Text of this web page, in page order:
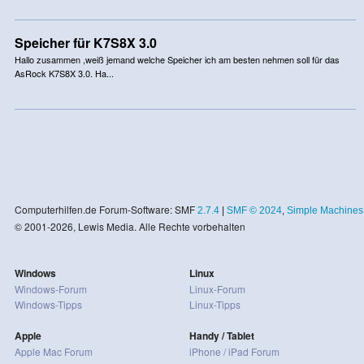
Speicher für K7S8X 3.0
Hallo zusammen ,weiß jemand welche Speicher ich am besten nehmen soll für das
AsRock K7S8X 3.0. Ha...
Computerhilfen.de Forum-Software: SMF 2.7.4| SMF © 2024, Simple Machines
© 2001-2026, Lewis Media. Alle Rechte vorbehalten
Windows
Windows-Forum
Windows-Tipps
Apple
Apple Mac Forum
Linux
Linux-Forum
Linux-Tipps
Handy / Tablet
iPhone / iPad Forum